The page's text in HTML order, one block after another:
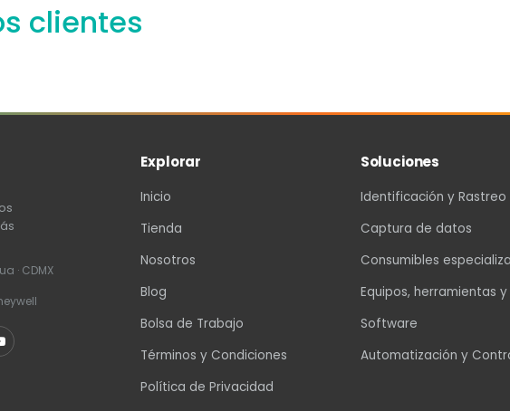
clientes
· CDMX
Explorar
Inicio
Tienda
Nosotros
Blog
Bolsa de Trabajo
Términos y Condiciones
Política de Privacidad
Soluciones
Identificación y Rastreo
Captura de datos
Consumibles
Equipos, herramientas
Software
Automatización y